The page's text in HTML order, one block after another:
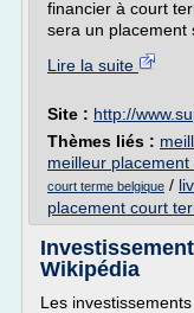
financier à court
sera un placement
Lire la suite
Site : http://
Thèmes liés :
meilleur
court terme belgique /
placement court
Wikipédia
Les